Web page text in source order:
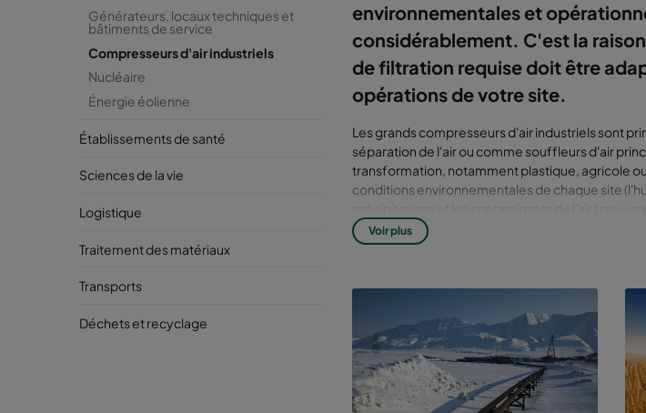
Générateurs, locaux techniques et
bâtiments de service
Compresseurs d'air industriels
Nucléaire
Énergie éolienne
Établissements de santé
Sciences de la vie
Logistique
Traitement des matériaux
Transports
Déchets et recyclage
environnementales et
considérablement. C'est la
de filtration requise doit être
opérations de votre site.
Les grands compresseurs d'air industriels sont
séparation de l'air ou comme souffleurs d'air
transformation, notamment plastique, agricole
conditions environnementales de chaque site (
précipitations et les contaminants de l'air
systèmes de filtration d’entrée d'air Camfil sont
assurer la meilleure protection possible à vos
rentabilité.
En raison de la diversité des opérations, chaque
plus, votre solution de filtration doit être durable
surtension. Les éléments tels que la faible perte
une efficacité de filtration élevée, sont tous
disponibilité et votre fiabilité. Avec les solutions
Voir plus